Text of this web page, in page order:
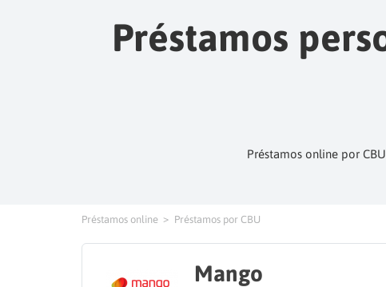
Préstamos
Préstamos online por
Préstamos online Préstamos por CBU
Mango